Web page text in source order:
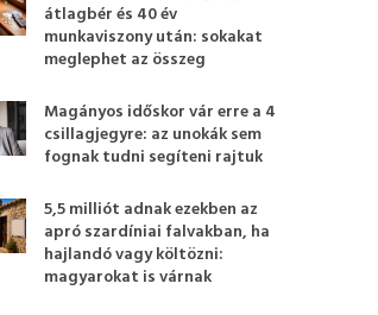
átlagbér és 40 év
munkaviszony után: sokakat
meglephet az összeg
Magányos időskor vár erre a 4
csillagjegyre: az unokák sem
fognak tudni segíteni rajtuk
5,5 milliót adnak ezekben az
apró szardíniai falvakban, ha
hajlandó vagy költözni:
magyarokat is várnak